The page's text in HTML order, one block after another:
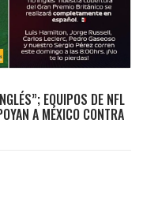
EQUIPOS DE NFL
A MÉXICO CONTRA